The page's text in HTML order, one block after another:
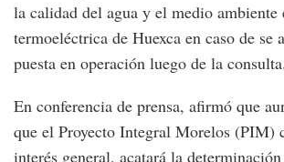
la calidad del agua y el medio ambiente
termoeléctrica de Huexca en caso de se
puesta en operación luego de la consulta.
En conferencia de prensa, afirmó que
que el Proyecto Integral Morelos (PIM)
interés general, acatará la